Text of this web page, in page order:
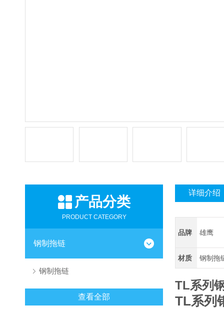
产品分类
PRODUCT CATEGORY
钢制拖链
钢制拖链
查看全部
详细介绍
品牌 雄鹰
材质 钢制拖
TL系列
TL系列